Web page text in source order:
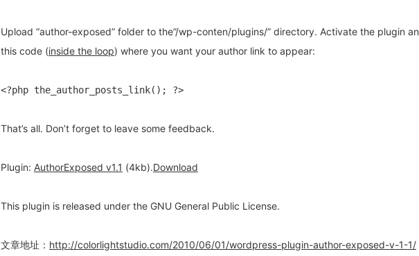
Upload “author-exposed” folder to the”/wp-conten/plugins/” directory. Activate the plugin
this code (inside the loop) where you want your author link to appear:
<?php the_author_posts_link(); ?>
That’s all. Don’t forget to leave some feedback.
Plugin: AuthorExposed v1.1 (4kb).Download
This plugin is released under the GNU General Public License.
文章地址： http://colorlightstudio.com/2010/06/01/wordpress-plugin-author-exposed-v-1-1/